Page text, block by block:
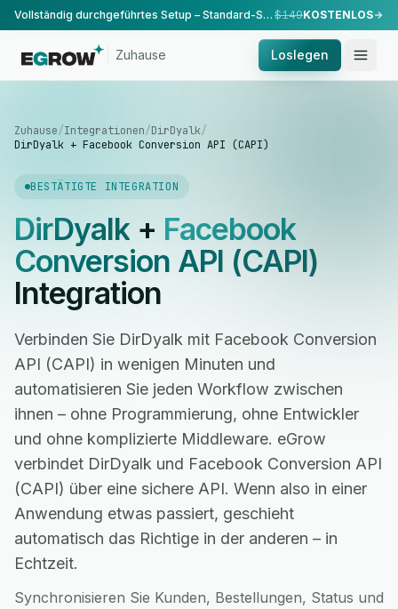
Vollständig durchgeführtes Setup – Standard-Setup, durchgeführt von unserem Team. $149KOSTENLOS
Zuhause Loslegen
Zuhause/Integrationen/DirDyalk/
DirDyalk + Facebook Conversion API (CAPI)
BESTÄTIGTE INTEGRATION
DirDyalk+ Facebook
Conversion API (CAPI)
Integration
Verbinden Sie DirDyalk mit Facebook Conversion
API (CAPI) in wenigen Minuten und
automatisieren Sie jeden Workflow zwischen
ihnen – ohne Programmierung, ohne Entwickler
und ohne komplizierte Middleware. eGrow
verbindet DirDyalk und Facebook Conversion API
(CAPI) über eine sichere API. Wenn also in einer
Anwendung etwas passiert, geschieht
automatisch das Richtige in der anderen – in
Echtzeit.
Synchronisieren Sie Kunden, Bestellungen, Status und